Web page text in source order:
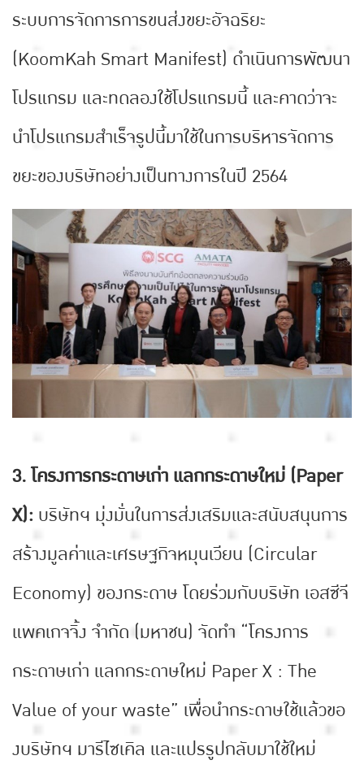
ระบบการจัดการการขนส่งขยะอัจฉริยะ
(KoomKah Smart Manifest) ดำเนินการพัฒนา
โปรแกรม และทดลองใช้โปรแกรมนี้ และคาดว่าจะ
นำโปรแกรมสำเร็จรูปนี้มาใช้ในการบริหารจัดการ
ขยะของบริษัทอย่างเป็นทางการในปี 2564
3. โครงการกระดาษเก่า แลกกระดาษใหม่ (Paper
X): บริษัทฯ มุ่งมั่นในการส่งเสริมและสนับสนุนการ
สร้างมูลค่าและเศรษฐกิจหมุนเวียน (Circular
Economy) ของกระดาษ โดยร่วมกับบริษัท เอสซีจี
แพคเกจจิ้ง จำกัด (มหาชน) จัดทำ “โครงการ
กระดาษเก่า แลกกระดาษใหม่ Paper X : The
Value of your waste” เพื่อนำกระดาษใช้แล้วขอ
งบริษัทฯ มารีไซเคิล และแปรรูปกลับมาใช้ใหม่